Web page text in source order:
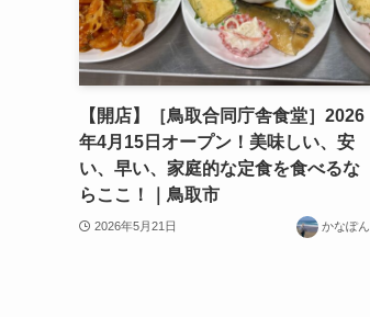
【開店】［鳥取合同庁舎食堂］2026
年4月15日オープン！美味しい、安
い、早い、家庭的な定食を食べるな
らここ！｜鳥取市
2026年5月21日 かなぽん